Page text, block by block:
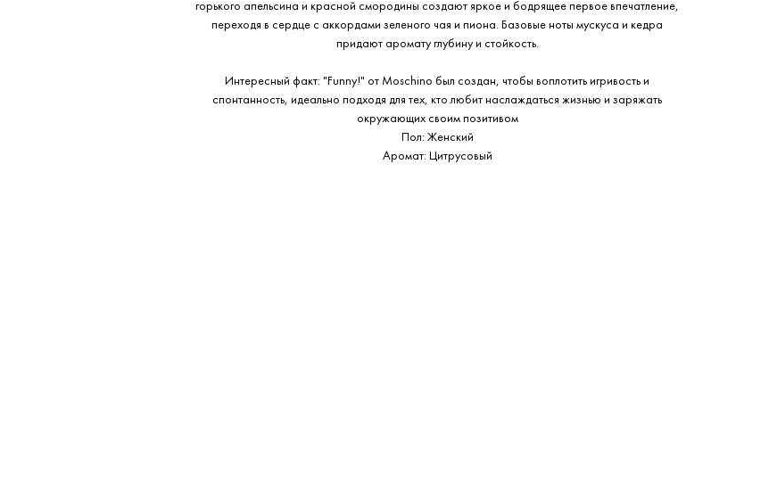
горького апельсина и красной смородины создают яркое и бодрящее первое впечатление,
переходя в сердце с аккордами зеленого чая и пиона. Базовые ноты мускуса и кедра
придают аромату глубину и стойкость.
Интересный факт: "Funny!" от Moschino был создан, чтобы воплотить игривость и
спонтанность, идеально подходя для тех, кто любит наслаждаться жизнью и заряжать
окружающих своим позитивом
Пол: Женский
Аромат: Цитрусовый